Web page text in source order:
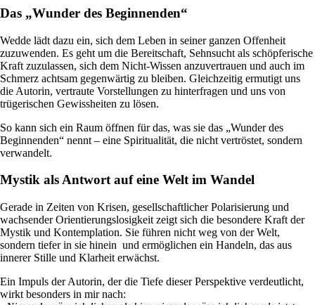
Das „Wunder des Beginnenden“
Wedde lädt dazu ein, sich dem Leben in seiner ganzen Offenheit
zuzuwenden. Es geht um die Bereitschaft, Sehnsucht als schöpferische
Kraft zuzulassen, sich dem Nicht-Wissen anzuvertrauen und auch im
Schmerz achtsam gegenwärtig zu bleiben. Gleichzeitig ermutigt uns
die Autorin, vertraute Vorstellungen zu hinterfragen und uns von
trügerischen Gewissheiten zu lösen.
So kann sich ein Raum öffnen für das, was sie das „Wunder des
Beginnenden“ nennt – eine Spiritualität, die nicht vertröstet, sondern
verwandelt.
Mystik als Antwort auf eine Welt im Wandel
Gerade in Zeiten von Krisen, gesellschaftlicher Polarisierung und
wachsender Orientierungslosigkeit zeigt sich die besondere Kraft der
Mystik und Kontemplation. Sie führen nicht weg von der Welt,
sondern tiefer in sie hinein und ermöglichen ein Handeln, das aus
innerer Stille und Klarheit erwächst.
Ein Impuls der Autorin, der die Tiefe dieser Perspektive verdeutlicht,
wirkt besonders in mir nach: